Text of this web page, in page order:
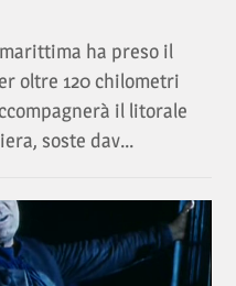
ha preso il
oltre 120 chilometri
il litorale
soste dav...